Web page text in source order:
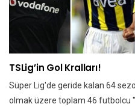
TSLig’in Gol Kralları!
Süper Lig'de geride kalan 64
olmak üzere toplam 46 futbolcu